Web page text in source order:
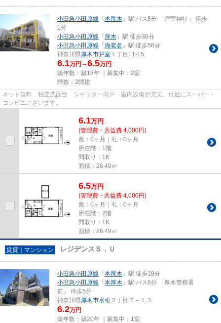
小田急小田原線 「本厚木 」駅 バス8分 「戸室神社」 停歩
1分
小田急小田原線 「厚木 」駅 徒歩36分
小田急小田原線 「海老名 」駅 徒歩56分
神奈川県厚木市戸室 １丁目11-15
6.1万円～6.5万円
築年数：築18年 ｜募集中： 2室
階数：2階建
ネット無料 独立洗面台 シャッター雨戸 室内設備が充実。付近にスーパー・
コンビニございます。
6.1万円
(管理費・共益費 4,000円)
敷：0ヶ月｜礼：0ヶ月
所在階：1階
間取り：1K
面積：26.49㎡
6.5万円
(管理費・共益費 4,000円)
敷：0ヶ月｜礼：0ヶ月
所在階：2階
間取り：1K
面積：26.49㎡
賃貸｜マンション レジデンスＳ．Ｕ
小田急小田原線 「本厚木 」駅 徒歩18分
小田急小田原線 「本厚木 」駅 バス6分 「厚木警察署
前」 停歩5分
神奈川県厚木市水引 ２丁目７－１３
6.2万円
築年数：築20年 ｜募集中： 1室